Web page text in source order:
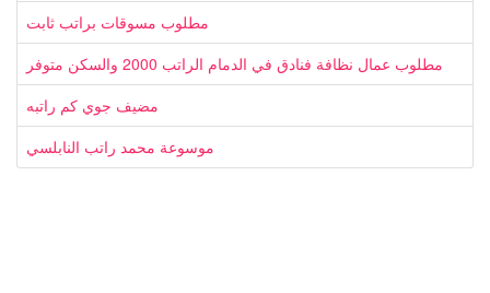
مطلوب مسوقات براتب ثابت
مطلوب عمال نظافة فنادق في الدمام الراتب 2000 والسكن متوفر
مضيف جوي كم راتبه
موسوعة محمد راتب النابلسي